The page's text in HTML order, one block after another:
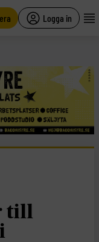
Logga in
till